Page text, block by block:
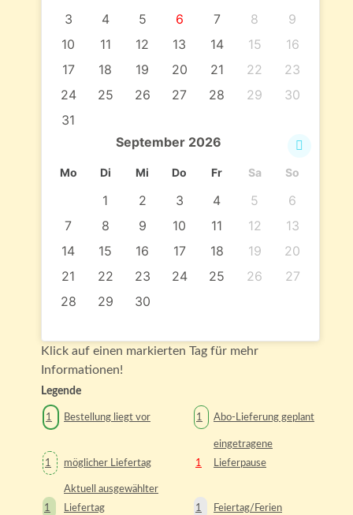
3
4 5 6 7 8
9
10
11 12 13 14 15
16
17
18 19 20 21 22
23
24
25 26 27 28 29
30
31
September 2026
Mo Di Mi Do Fr Sa So
1 2 3 4 5
6
7
8 9 10 11 12
13
14
15 16 17 18 19
20
21
22 23 24 25 26
27
28
29 30
Klick auf einen markierten Tag für mehr
Informationen!
Legende
1 Bestellung liegt vor 1 Abo-Lieferung geplant
1 möglicher Liefertag 1
eingetragene
Lieferpause
1
Aktuell ausgewählter
Liefertag
1 Feiertag/Ferien